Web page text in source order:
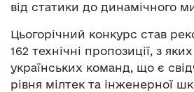
від статики до динамічного
Цьогорічний конкурс став
162 технічні пропозиції, з
українських команд, що є
рівня мілтек та інженерної